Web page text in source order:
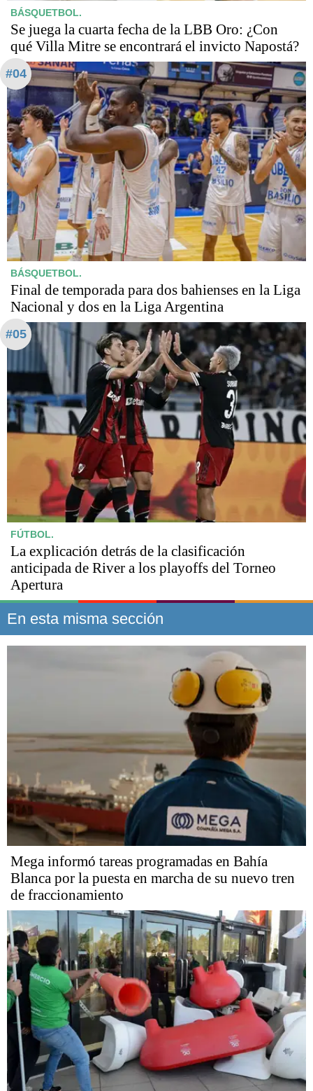
BÁSQUETBOL.
Se juega la cuarta fecha de la LBB Oro: ¿Con
qué Villa Mitre se encontrará el invicto Napostá?
#04
BÁSQUETBOL.
Final de temporada para dos bahienses en la Liga
Nacional y dos en la Liga Argentina
#05
FÚTBOL.
La explicación detrás de la clasificación
anticipada de River a los playoffs del Torneo
Apertura
En esta misma sección
Mega informó tareas programadas en Bahía
Blanca por la puesta en marcha de su nuevo tren
de fraccionamiento